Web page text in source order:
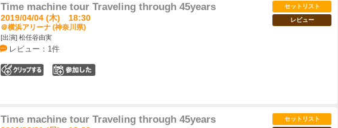
Time machine tour Traveling through 45years
2019/04/04 (木) 18:30
＠横浜アリーナ (神奈川県)
[出演] 松任谷由実
レビュー：1件
セットリスト
レビュー
Time machine tour Traveling through 45years セットリスト